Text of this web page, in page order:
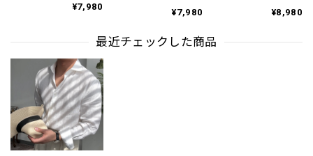
ツ 3color KA0161¥7,980
¥7,980 ¥8,980
最近チェックした商品